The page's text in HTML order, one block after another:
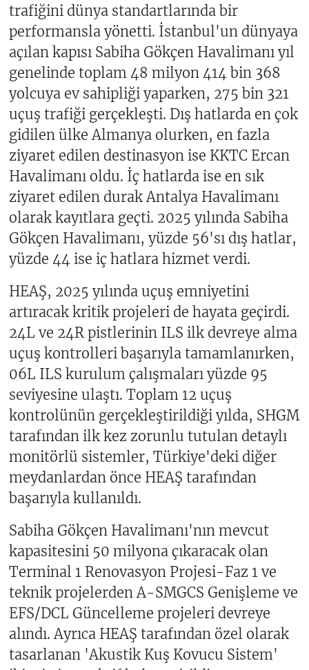
trafiğini dünya standartlarında bir
performansla yönetti. İstanbul'un dünyaya
açılan kapısı Sabiha Gökçen Havalimanı yıl
genelinde toplam 48 milyon 414 bin 368
yolcuya ev sahipliği yaparken, 275 bin 321
uçuş trafiği gerçekleşti. Dış hatlarda en çok
gidilen ülke Almanya olurken, en fazla
ziyaret edilen destinasyon ise KKTC Ercan
Havalimanı oldu. İç hatlarda ise en sık
ziyaret edilen durak Antalya Havalimanı
olarak kayıtlara geçti. 2025 yılında Sabiha
Gökçen Havalimanı, yüzde 56'sı dış hatlar,
yüzde 44 ise iç hatlara hizmet verdi.
HEAŞ, 2025 yılında uçuş emniyetini
artıracak kritik projeleri de hayata geçirdi.
24L ve 24R pistlerinin ILS ilk devreye alma
uçuş kontrolleri başarıyla tamamlanırken,
06L ILS kurulum çalışmaları yüzde 95
seviyesine ulaştı. Toplam 12 uçuş
kontrolünün gerçekleştirildiği yılda, SHGM
tarafından ilk kez zorunlu tutulan detaylı
monitörlü sistemler, Türkiye'deki diğer
meydanlardan önce HEAŞ tarafından
başarıyla kullanıldı.
Sabiha Gökçen Havalimanı'nın mevcut
kapasitesini 50 milyona çıkaracak olan
Terminal 1 Renovasyon Projesi-Faz 1 ve
teknik projelerden A-SMGCS Genişleme ve
EFS/DCL Güncelleme projeleri devreye
alındı. Ayrıca HEAŞ tarafından özel olarak
tasarlanan 'Akustik Kuş Kovucu Sistem'